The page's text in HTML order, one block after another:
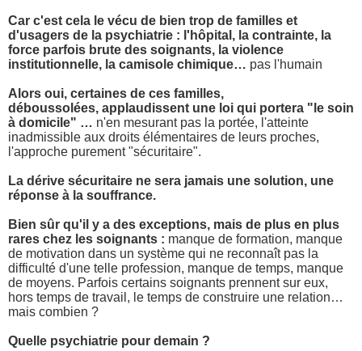
Car c'est cela le vécu de bien trop de familles et
d'usagers de la psychiatrie : l'hôpital, la contrainte, la
force parfois brute des soignants, la violence
institutionnelle, la camisole chimique… pas l'humain
Alors oui, certaines de ces familles,
déboussolées, applaudissent une loi qui portera "le soin
à domicile" … n'en mesurant pas la portée, l'atteinte
inadmissible aux droits élémentaires de leurs proches,
l'approche purement "sécuritaire".
La dérive sécuritaire ne sera jamais une solution, une
réponse à la souffrance.
Bien sûr qu'il y a des exceptions, mais de plus en plus
rares chez les soignants : manque de formation, manque
de motivation dans un système qui ne reconnaît pas la
difficulté d'une telle profession, manque de temps, manque
de moyens. Parfois certains soignants prennent sur eux,
hors temps de travail, le temps de construire une relation…
mais combien ?
Quelle psychiatrie pour demain ?